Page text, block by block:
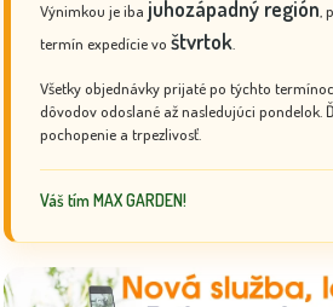
Výnimkou je iba juhozápadný región ,
termín expedície vo štvrtok
Všetky objednávky prijaté po týchto
dôvodov odoslané až nasledujúci pondelok.
pochopenie a trpezlivosť.
Váš tím MAX GARDEN!